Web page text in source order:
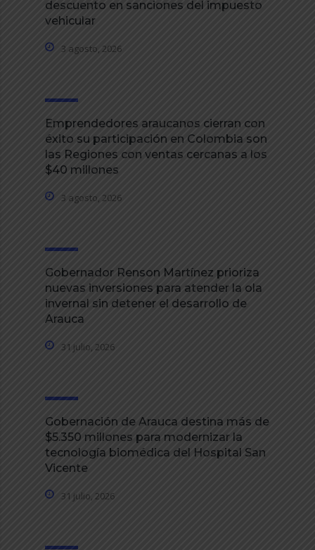
descuento en sanciones del impuesto
vehicular
3 agosto, 2026
Emprendedores araucanos cierran con
éxito su participación en Colombia son
las Regiones con ventas cercanas a los
$40 millones
3 agosto, 2026
Gobernador Renson Martínez prioriza
nuevas inversiones para atender la ola
invernal sin detener el desarrollo de
Arauca
31 julio, 2026
Gobernación de Arauca destina más de
$5.350 millones para modernizar la
tecnología biomédica del Hospital San
Vicente
31 julio, 2026